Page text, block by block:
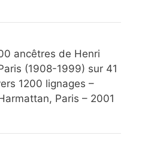
ancêtres de Henri
(1908-1999) sur 41
1200 lignages –
Paris – 2001